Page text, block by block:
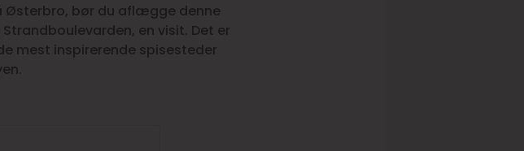
Østerbro, bør du aflægge denne
en visit. Det er
mest inspirerende spisesteder